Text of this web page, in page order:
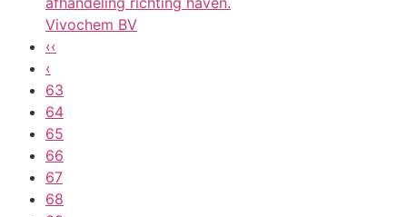
Vivochem BV
‹‹
‹
63
64
65
66
67
68